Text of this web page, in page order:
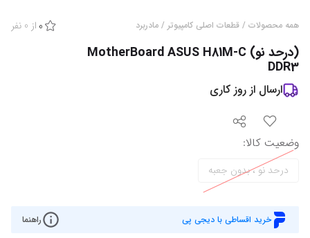
همه محصولات / قطعات اصلی کامپیوتر / مادربرد 0 از 0 نفر
(درحد نو) MotherBoard ASUS H81M-C
DDR3
ارسال از روز کاری
وضعیت کالا:
درحد نو ، بدون جعبه
خرید اقساطی با دیجی پی راهنما